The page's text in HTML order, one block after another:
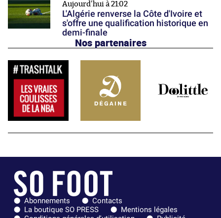
Aujourd'hui à 21:02
L'Algérie renverse la Côte d'Ivoire et
s'offre une qualification historique en
demi-finale
Nos partenaires
Abonnements
Contacts
La boutique SO PRESS
Mentions légales